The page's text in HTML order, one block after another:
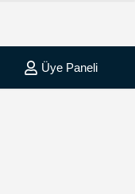
Üye Paneli